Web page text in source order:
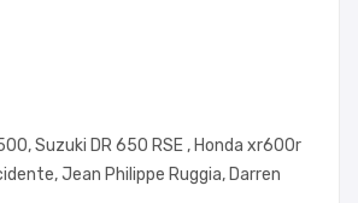
Suzuki DR 650 RSE , Honda xr600r
Jean Philippe Ruggia, Darren